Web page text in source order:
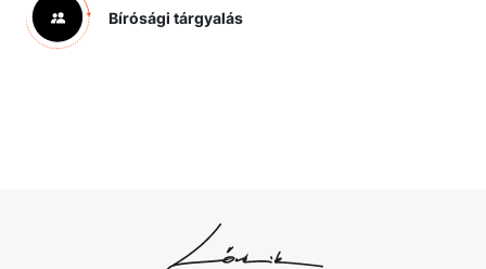
Bírósági tárgyalás